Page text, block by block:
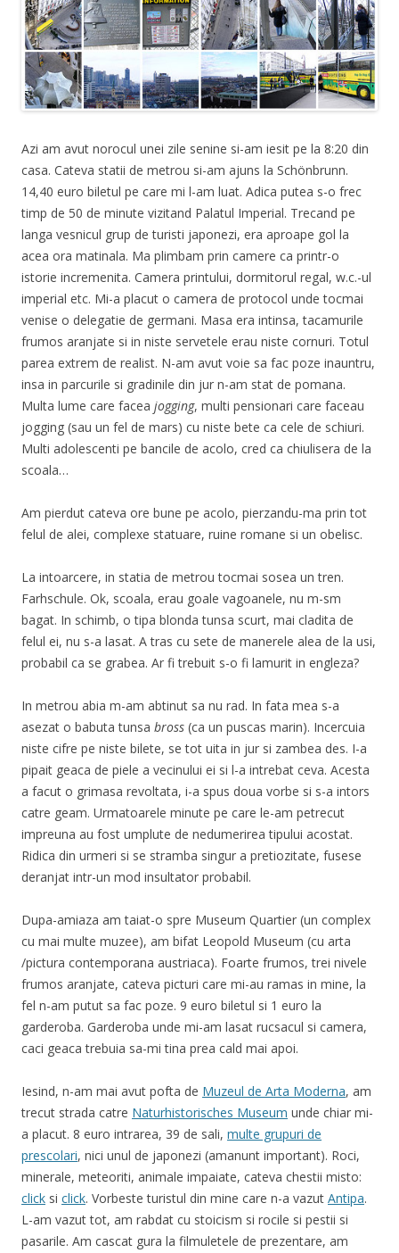
Azi am avut norocul unei zile senine si-am iesit pe la 8:20 din
casa. Cateva statii de metrou si-am ajuns la Schönbrunn.
14,40 euro biletul pe care mi l-am luat. Adica putea s-o frec
timp de 50 de minute vizitand Palatul Imperial. Trecand pe
langa vesnicul grup de turisti japonezi, era aproape gol la
acea ora matinala. Ma plimbam prin camere ca printr-o
istorie incremenita. Camera printului, dormitorul regal, w.c.-ul
imperial etc. Mi-a placut o camera de protocol unde tocmai
venise o delegatie de germani. Masa era intinsa, tacamurile
frumos aranjate si in niste servetele erau niste cornuri. Totul
parea extrem de realist. N-am avut voie sa fac poze inauntru,
insa in parcurile si gradinile din jur n-am stat de pomana.
Multa lume care facea jogging, multi pensionari care faceau
jogging (sau un fel de mars) cu niste bete ca cele de schiuri.
Multi adolescenti pe bancile de acolo, cred ca chiulisera de la
scoala…
Am pierdut cateva ore bune pe acolo, pierzandu-ma prin tot
felul de alei, complexe statuare, ruine romane si un obelisc.
La intoarcere, in statia de metrou tocmai sosea un tren.
Farhschule. Ok, scoala, erau goale vagoanele, nu m-sm
bagat. In schimb, o tipa blonda tunsa scurt, mai cladita de
felul ei, nu s-a lasat. A tras cu sete de manerele alea de la usi,
probabil ca se grabea. Ar fi trebuit s-o fi lamurit in engleza?
In metrou abia m-am abtinut sa nu rad. In fata mea s-a
asezat o babuta tunsa bross (ca un puscas marin). Incercuia
niste cifre pe niste bilete, se tot uita in jur si zambea des. I-a
pipait geaca de piele a vecinului ei si l-a intrebat ceva. Acesta
a facut o grimasa revoltata, i-a spus doua vorbe si s-a intors
catre geam. Urmatoarele minute pe care le-am petrecut
impreuna au fost umplute de nedumerirea tipului acostat.
Ridica din urmeri si se stramba singur a pretiozitate, fusese
deranjat intr-un mod insultator probabil.
Dupa-amiaza am taiat-o spre Museum Quartier (un complex
cu mai multe muzee), am bifat Leopold Museum (cu arta
/pictura contemporana austriaca). Foarte frumos, trei nivele
frumos aranjate, cateva picturi care mi-au ramas in mine, la
fel n-am putut sa fac poze. 9 euro biletul si 1 euro la
garderoba. Garderoba unde mi-am lasat rucsacul si camera,
caci geaca trebuia sa-mi tina prea cald mai apoi.
Iesind, n-am mai avut pofta de Muzeul de Arta Moderna, am
trecut strada catre Naturhistorisches Museum unde chiar mi-
a placut. 8 euro intrarea, 39 de sali, multe grupuri de
prescolari, nici unul de japonezi (amanunt important). Roci,
minerale, meteoriti, animale impaiate, cateva chestii misto:
click si click. Vorbeste turistul din mine care n-a vazut Antipa.
L-am vazut tot, am rabdat cu stoicism si rocile si pestii si
pasarile. Am cascat gura la filmuletele de prezentare, am